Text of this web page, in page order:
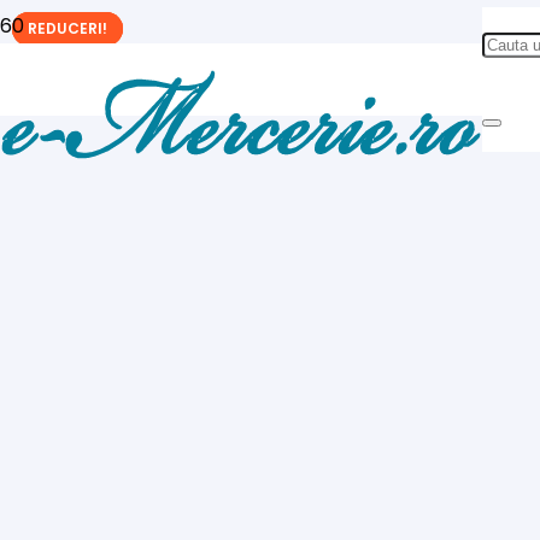
REDUCERI!
REDUCERI!
REDUCERI!